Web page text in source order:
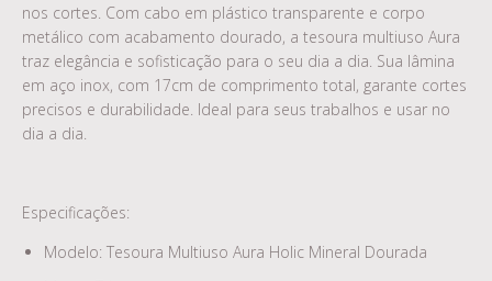
nos cortes. Com cabo em plástico transparente e corpo
metálico com acabamento dourado, a tesoura multiuso Aura
traz elegância e sofisticação para o seu dia a dia. Sua lâmina
em aço inox, com 17cm de comprimento total, garante cortes
precisos e durabilidade. Ideal para seus trabalhos e usar no
dia a dia.
Especificações:
Modelo: Tesoura Multiuso Aura Holic Mineral Dourada